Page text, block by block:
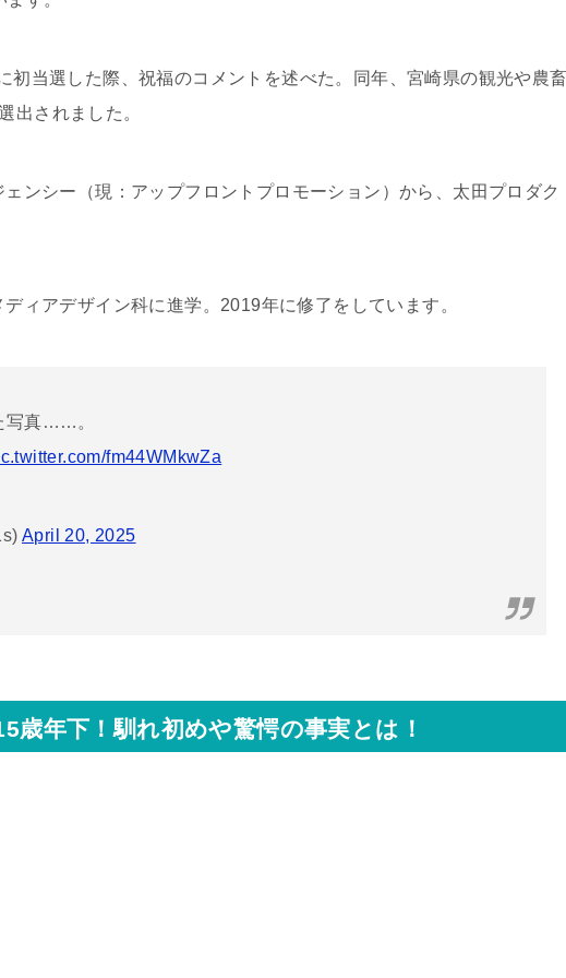
初当選した際、祝福のコメントを述べた。同年、宮崎県の観光や農
出されました。
ンシー（現：アップフロントプロモーション）から、太田プロダク
ィアデザイン科に進学。2019年に修了をしています。
写真……。
fm44WMkwZa
April 20, 2025
歳年下！馴れ初めや驚愕の事実とは！